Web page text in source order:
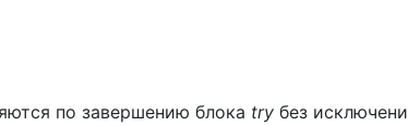
по завершению блока try без